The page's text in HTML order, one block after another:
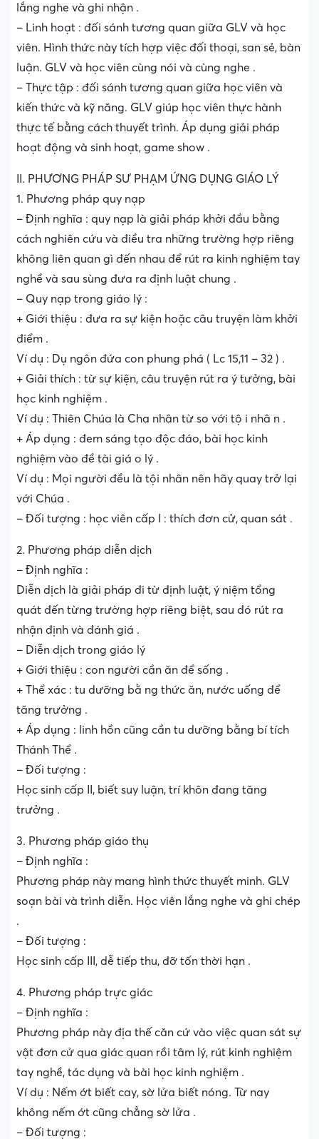
lắng nghe và ghi nhận .
– Linh hoạt : đối sánh tương quan giữa GLV và học
viên. Hình thức này tích hợp việc đối thoại, san sẻ, bàn
luận. GLV và học viên cùng nói và cùng nghe .
– Thực tập : đối sánh tương quan giữa học viên và
kiến thức và kỹ năng. GLV giúp học viên thực hành
thực tế bằng cách thuyết trình. Áp dụng giải pháp
hoạt động và sinh hoạt, game show .
II. PHƯƠNG PHÁP SƯ PHẠM ỨNG DỤNG GIÁO LÝ
1. Phương pháp quy nạp
– Định nghĩa : quy nạp là giải pháp khởi đầu bằng
cách nghiên cứu và điều tra những trường hợp riêng
không liên quan gì đến nhau để rút ra kinh nghiệm tay
nghề và sau sùng đưa ra định luật chung .
– Quy nạp trong giáo lý :
+ Giới thiệu : đưa ra sự kiện hoặc câu truyện làm khởi
điểm .
Ví dụ : Dụ ngôn đứa con phung phá ( Lc 15,11 – 32 ) .
+ Giải thích : từ sự kiện, câu truyện rút ra ý tưởng, bài
học kinh nghiệm .
Ví dụ : Thiên Chúa là Cha nhân từ so với tộ i nhâ n .
+ Áp dụng : đem sáng tạo độc đáo, bài học kinh
nghiệm vào đề tài giá o lý .
Ví dụ : Mọi người đều là tội nhân nên hãy quay trở lại
với Chúa .
– Đối tượng : học viên cấp I : thích đơn cử, quan sát .
2. Phương pháp diễn dịch
– Định nghĩa :
Diễn dịch là giải pháp đi từ định luật, ý niệm tổng
quát đến từng trường hợp riêng biệt, sau đó rút ra
nhận định và đánh giá .
– Diễn dịch trong giáo lý
+ Giới thiệu : con người cần ăn để sống .
+ Thể xác : tu dưỡng bằ ng thức ăn, nước uống để
tăng trưởng .
+ Áp dụng : linh hồn cũng cần tu dưỡng bằng bí tích
Thánh Thể .
– Đối tượng :
Học sinh cấp II, biết suy luận, trí khôn đang tăng
trưởng .
3. Phương pháp giáo thụ
– Định nghĩa :
Phương pháp này mang hình thức thuyết minh. GLV
soạn bài và trình diễn. Học viên lắng nghe và ghi chép
.
– Đối tượng :
Học sinh cấp III, dễ tiếp thu, đỡ tốn thời hạn .
4. Phương pháp trực giác
– Định nghĩa :
Phương pháp này địa thế căn cứ vào việc quan sát sự
vật đơn cử qua giác quan rồi tâm lý, rút kinh nghiệm
tay nghề, tác dụng và bài học kinh nghiệm .
Ví dụ : Nếm ớt biết cay, sờ lửa biết nóng. Từ nay
không nếm ớt cũng chẳng sờ lửa .
– Đối tượng :